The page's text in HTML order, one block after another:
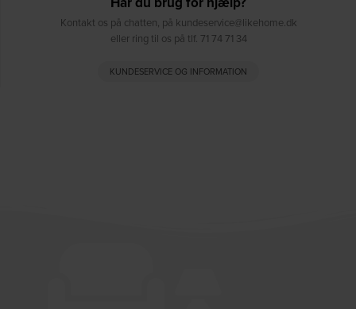
Kontakt os på chatten, på kundeservice@likehome.dk
eller ring til os på tlf. 71 74 71 34
KUNDESERVICE OG INFORMATION